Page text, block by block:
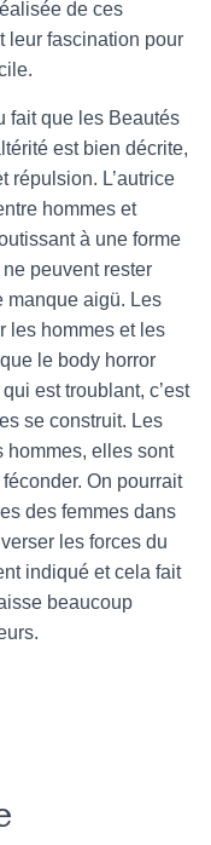
de ces
leur fascination pour
fait que les Beautés
est bien décrite,
répulsion. L’autrice
hommes et
à une forme
peuvent rester
manque aigü. Les
les hommes et les
le body horror
est troublant, c’est
se construit. Les
hommes, elles sont
On pourrait
des femmes dans
les forces du
indiqué et cela fait
beaucoup